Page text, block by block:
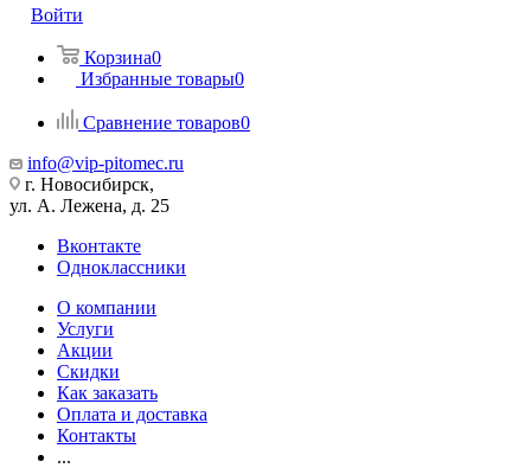
Войти
Корзина0
Избранные товары0
Сравнение товаров0
info@vip-pitomec.ru
г. Новосибирск,
ул. А. Лежена, д. 25
Вконтакте
Одноклассники
О компании
Услуги
Акции
Скидки
Как заказать
Оплата и доставка
Контакты
...